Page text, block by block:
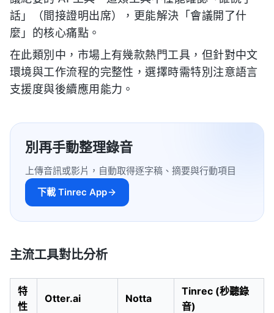
話」（間接證明出席），更能解決「會議開了什
麼」的核心痛點。
在此類別中，市場上有幾款熱門工具，但針對中文
環境與工作流程的完整性，選擇時需特別注意語言
支援度與後續應用能力。
別再手動整理錄音
上傳音訊或影片，自動取得逐字稿、摘要與行動項目
下載 Tinrec App
主流工具對比分析
特
性
Otter.ai Notta
Tinrec (秒聽錄
音)